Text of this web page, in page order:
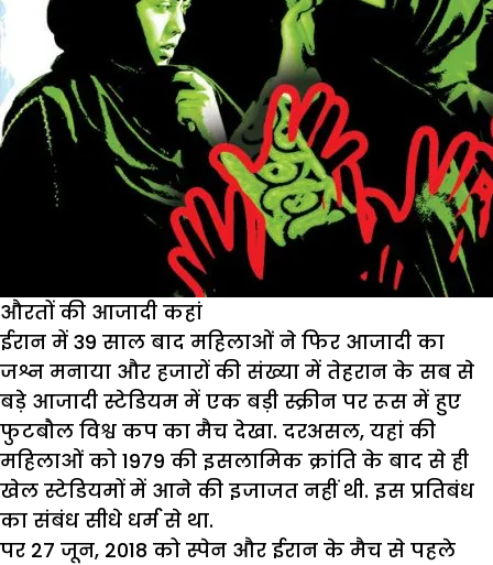
औरतों की आजादी कहां
ईरान में 39 साल बाद महिलाओं ने फिर आजादी का
जश्न मनाया और हजारों की संख्या में तेहरान के सब से
बड़े आजादी स्टेडियम में एक बड़ी स्क्रीन पर रूस में हुए
फुटबौल विश्व कप का मैच देखा. दरअसल, यहां की
महिलाओं को 1979 की इसलामिक क्रांति के बाद से ही
खेल स्टेडियमों में आने की इजाजत नहीं थी. इस प्रतिबंध
का संबंध सीधे धर्म से था.
पर 27 जून, 2018 को स्पेन और ईरान के मैच से पहले